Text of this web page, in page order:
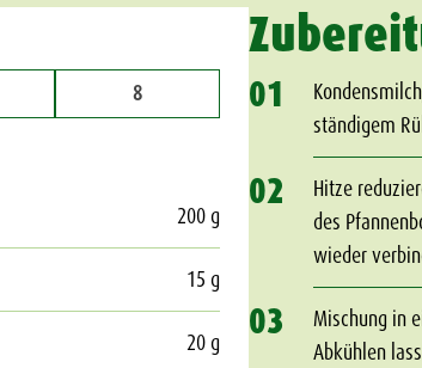
8
200 g
15 g
20 g
01
ständigem
02
Hitze
des
wieder
03
Mischung in
Abkühlen